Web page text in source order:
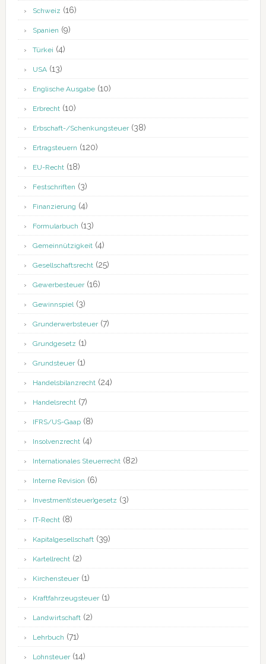
Schweiz (16)
Spanien (9)
Türkei (4)
USA(13)
Englische Ausgabe(10)
Erbrecht(10)
Erbschaft-/Schenkungsteuer(38)
Ertragsteuern (120)
EU-Recht(18)
Festschriften (3)
Finanzierung (4)
Formularbuch (13)
Gemeinnützigkeit(4)
Gesellschaftsrecht(25)
Gewerbesteuer(16)
Gewinnspiel(3)
Grunderwerbsteuer(7)
Grundgesetz (1)
Grundsteuer(1)
Handelsbilanzrecht(24)
Handelsrecht(7)
IFRS/US-Gaap(8)
Insolvenzrecht(4)
Internationales Steuerrecht(82)
Interne Revision (6)
Investment(steuer)gesetz (3)
IT-Recht(8)
Kapitalgesellschaft(39)
Kartellrecht(2)
Kirchensteuer(1)
Kraftfahrzeugsteuer(1)
Landwirtschaft(2)
Lehrbuch (71)
Lohnsteuer(14)